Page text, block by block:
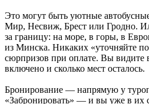
Это могут быть уютные
Мир, Несвиж, Брест или Гродно.
за границу: на море, в горы, в
из Минска. Никаких «уточняйте
сюрпризов при оплате. Вы видите
включено и сколько мест осталось.
Бронирование — напрямую у
«Забронировать» — и вы уже в их